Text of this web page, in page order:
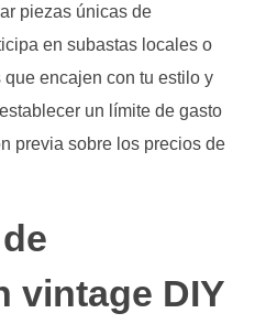
piezas únicas de
en subastas locales o
encajen con tu estilo y
un límite de gasto
previa sobre los precios de
vintage DIY